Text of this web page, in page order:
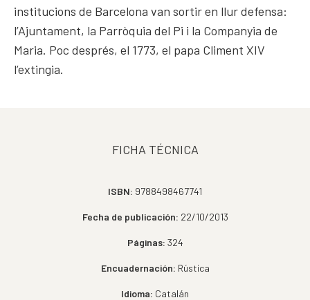
institucions de Barcelona van sortir en llur defensa:
l’Ajuntament, la Parròquia del Pi i la Companyia de
Maria. Poc després, el 1773, el papa Climent XIV
l’extingia.
FICHA TÉCNICA
ISBN: 9788498467741
Fecha de publicación: 22/10/2013
Páginas: 324
Encuadernación: Rústica
Idioma: Catalán